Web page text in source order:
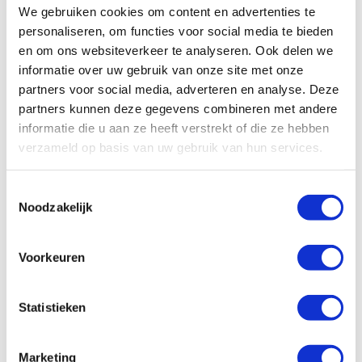
We gebruiken cookies om content en advertenties te
personaliseren, om functies voor social media te bieden
en om ons websiteverkeer te analyseren. Ook delen we
informatie over uw gebruik van onze site met onze
partners voor social media, adverteren en analyse. Deze
partners kunnen deze gegevens combineren met andere
informatie die u aan ze heeft verstrekt of die ze hebben
verzameld op basis van uw gebruik van hun services.
Noodzakelijk
Voorkeuren
Statistieken
Marketing
FP 400E-7M Single Interlock Pre-action